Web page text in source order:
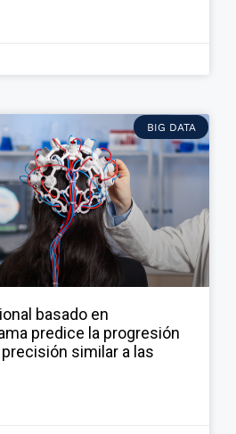
BIG DATA
basado en
predice la progresión
similar a las